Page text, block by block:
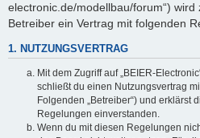
electronic.de/modellbau/forum“) wird
Betreiber ein Vertrag mit folgenden
1. NUTZUNGSVERTRAG
Mit dem Zugriff auf „BEIER-
schließt du einen Nutzungsvertrag
Folgenden „Betreiber“) und erklärst
Regelungen einverstanden.
Wenn du mit diesen Regelungen